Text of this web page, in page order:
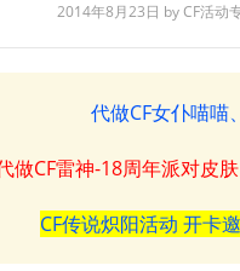
2014年8月23日 byCF活动
代做CF女仆喵喵
做CF雷神-18周年派对皮
CF传说炽阳活动 开卡